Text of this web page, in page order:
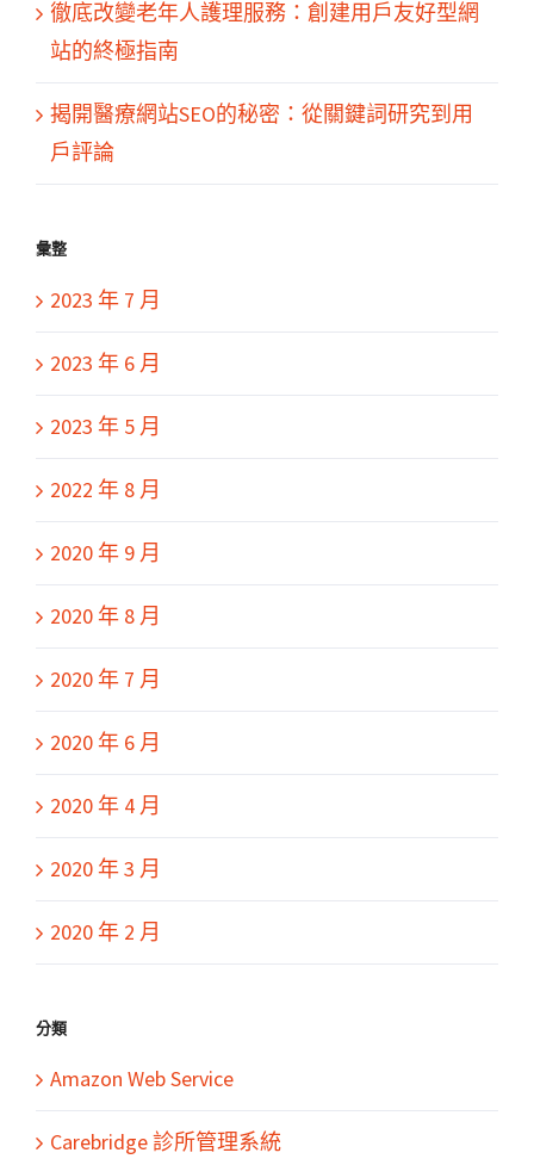
徹底改變老年人護理服務：創建用戶友好型網
站的終極指南
揭開醫療網站SEO的秘密：從關鍵詞研究到用
戶評論
彙整
2023 年 7 月
2023 年 6 月
2023 年 5 月
2022 年 8 月
2020 年 9 月
2020 年 8 月
2020 年 7 月
2020 年 6 月
2020 年 4 月
2020 年 3 月
2020 年 2 月
分類
Amazon Web Service
Carebridge 診所管理系統